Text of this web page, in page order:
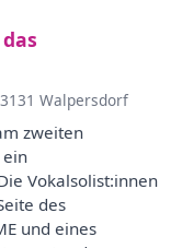
Walpersdorf
zweiten
ein
Vokalsolist:innen
des
und eines